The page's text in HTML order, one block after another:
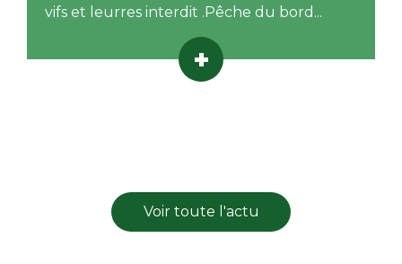
vifs et leurres interdit .Pêche du bord...
Voir toute l'actu